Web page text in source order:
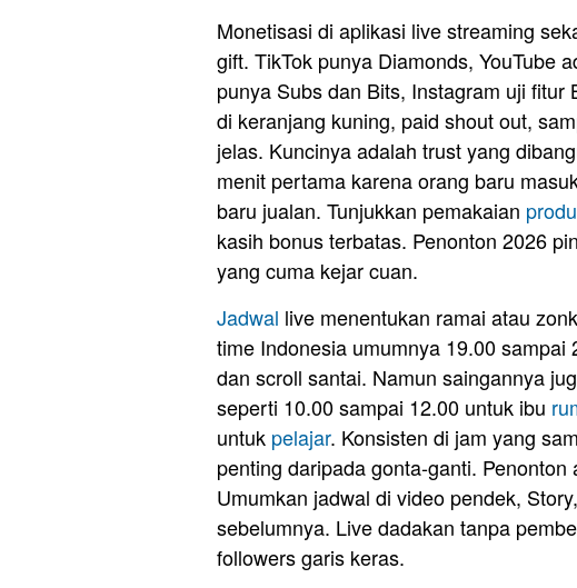
Monetisasi di aplikasi live streaming
gift. TikTok punya Diamonds, YouTube
punya Subs dan Bits, Instagram uji
di keranjang kuning, paid shout out,
jelas. Kuncinya adalah trust yang
menit pertama karena orang baru
baru jualan. Tunjukkan pemakaian
kasih bonus terbatas. Penonton 2026
yang cuma kejar cuan.
Jadwal live menentukan ramai atau
time Indonesia umumnya 19.00
dan scroll santai. Namun saingannya
seperti 10.00 sampai 12.00 untuk ibu
untuk pelajar. Konsisten di jam yang
penting daripada gonta-ganti.
Umumkan jadwal di video pendek,
sebelumnya. Live dadakan tanpa
followers garis keras.